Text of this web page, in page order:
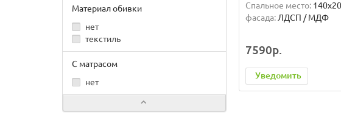
Материал обивки
нет
текстиль
С матрасом
нет
Спальное место:
фасада: ЛДСП / МДФ
7590р.
Уведомить